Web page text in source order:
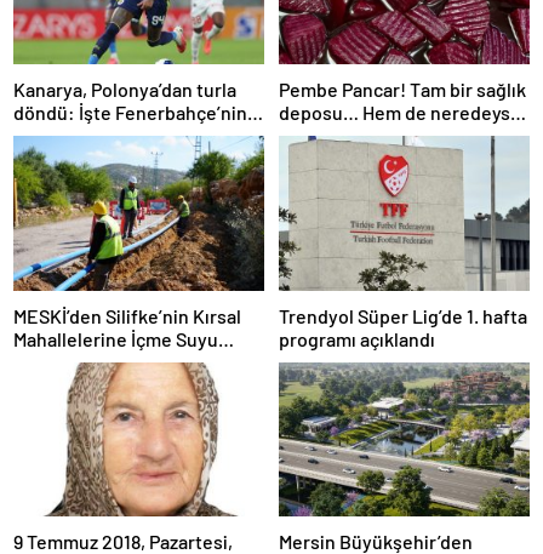
Kanarya, Polonya’dan turla
döndü: İşte Fenerbahçe’nin
yeni rakibi
Pembe Pancar! Tam bir sağlık
deposu… Hem de neredeyse
sıfır kalori
MESKİ’den Silifke’nin Kırsal
Mahallelerine İçme Suyu
Yatırımı
Trendyol Süper Lig’de 1. hafta
programı açıklandı
9 Temmuz 2018, Pazartesi,
Mersin Büyükşehir’den